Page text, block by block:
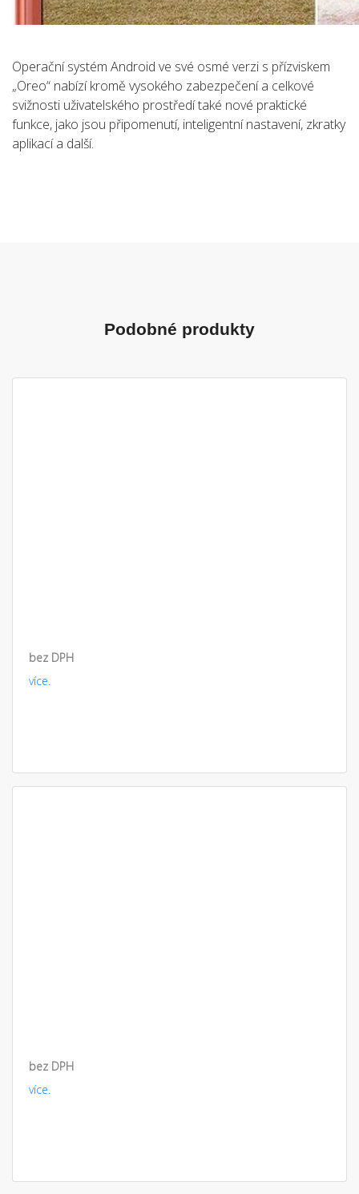
Operační systém Android ve své osmé verzi s přízviskem
„Oreo“ nabízí kromě vysokého zabezpečení a celkové
svižnosti uživatelského prostředí také nové praktické
funkce, jako jsou připomenutí, inteligentní nastavení, zkratky
aplikací a další.
Podobné produkty
bez DPH
více.
bez DPH
více.